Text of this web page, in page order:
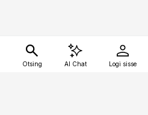
Otsing AI Chat Logi sisse